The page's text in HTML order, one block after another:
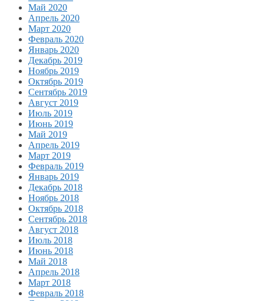
Май 2020
Апрель 2020
Март 2020
Февраль 2020
Январь 2020
Декабрь 2019
Ноябрь 2019
Октябрь 2019
Сентябрь 2019
Август 2019
Июль 2019
Июнь 2019
Май 2019
Апрель 2019
Март 2019
Февраль 2019
Январь 2019
Декабрь 2018
Ноябрь 2018
Октябрь 2018
Сентябрь 2018
Август 2018
Июль 2018
Июнь 2018
Май 2018
Апрель 2018
Март 2018
Февраль 2018